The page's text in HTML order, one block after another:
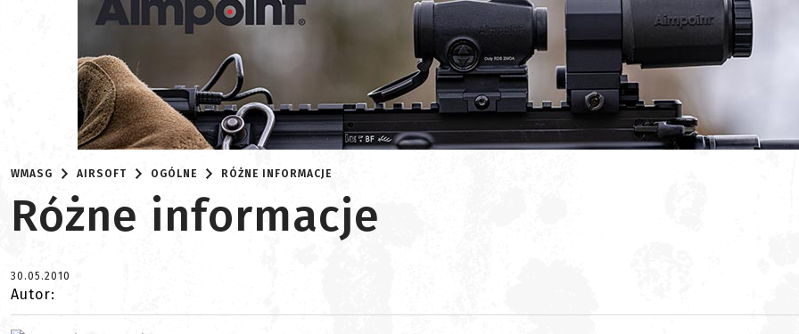
WMASG AIRSOFT OGÓLNE RÓŻNE INFORMACJE
Różne informacje
30.05.2010
Autor: